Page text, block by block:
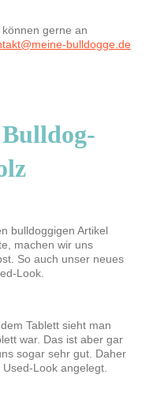
gerne an
bulldogge.de
Bulldog-
bulldoggigen Artikel
machen wir uns
So auch unser neues
Look.
Tablett sieht man
war. Das ist aber gar
sogar sehr gut. Daher
Look angelegt.